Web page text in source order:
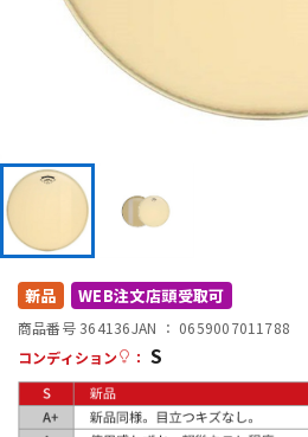
アンプ
DTM オンライン納品
配信/ライブ機器
新品 WEB注文店頭受取可
商品番号 364136JAN ： 0659007011788
コンディション
： S